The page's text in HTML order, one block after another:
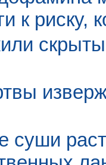
к риску,
суши